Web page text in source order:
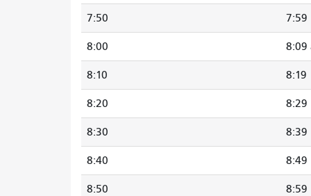
7:50 7:59
8:00
8:10 8:19
8:20 8:29
8:30 8:39
8:40 8:49
8:50 8:59